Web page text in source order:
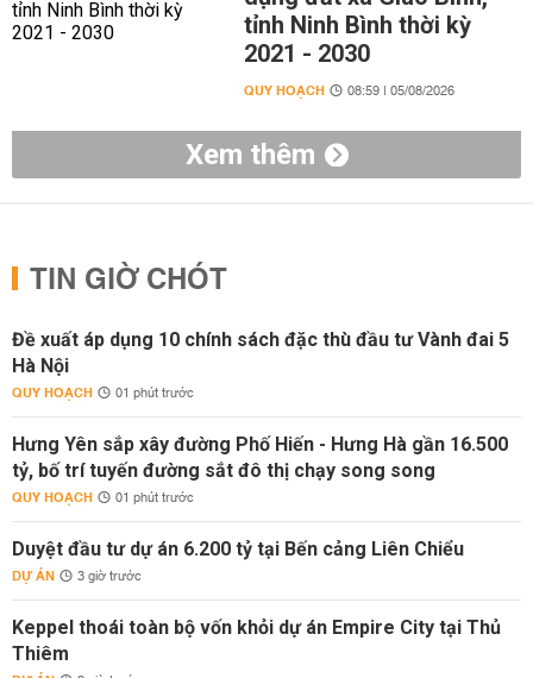
tỉnh Ninh Bình thời kỳ
2021 - 2030
QUY HOẠCH 08:59 | 05/08/2026
Xem thêm
TIN GIỜ CHÓT
Đề xuất áp dụng 10 chính sách đặc thù đầu tư Vành đai 5
Hà Nội
QUY HOẠCH 01 phút trước
Hưng Yên sắp xây đường Phố Hiến - Hưng Hà gần 16.500
tỷ, bố trí tuyến đường sắt đô thị chạy song song
QUY HOẠCH 01 phút trước
Duyệt đầu tư dự án 6.200 tỷ tại Bến cảng Liên Chiểu
DỰ ÁN 3 giờ trước
Keppel thoái toàn bộ vốn khỏi dự án Empire City tại Thủ
Thiêm